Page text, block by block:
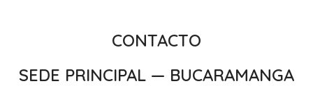
CONTACTO
SEDE PRINCIPAL — BUCARAMANGA